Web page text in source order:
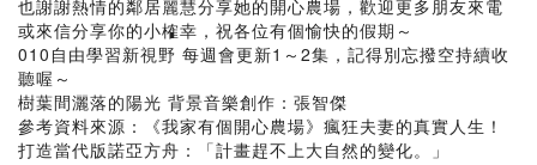
也謝謝熱情的鄰居麗慧分享她的開心農場，歡迎更多朋友來電
或來信分享你的小榷幸，祝各位有個愉快的假期～
010自由學習新視野 每週會更新1～2集，記得別忘撥空持續收
聽喔～
樹葉間灑落的陽光 背景音樂創作：張智傑
參考資料來源：《我家有個開心農場》瘋狂夫妻的真實人生！
打造當代版諾亞方舟：「計畫趕不上大自然的變化。」